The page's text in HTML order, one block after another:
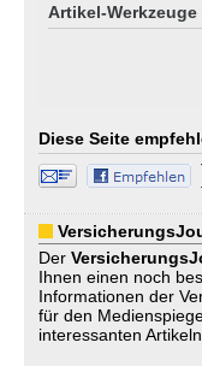
Artikel-Werkzeuge
Diese Seite
Der
Ihnen einen noch
Informationen der
für den
interessanten